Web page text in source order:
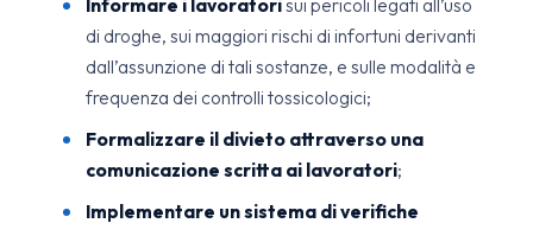
Informare i lavoratorisui pericoli legati all’uso
di droghe, sui maggiori rischi di infortuni derivanti
dall’assunzione di tali sostanze, e sulle modalità e
frequenza dei controlli tossicologici;
Formalizzare il divieto attraverso una
comunicazione scritta ai lavoratori;
Implementare un sistema di verifiche